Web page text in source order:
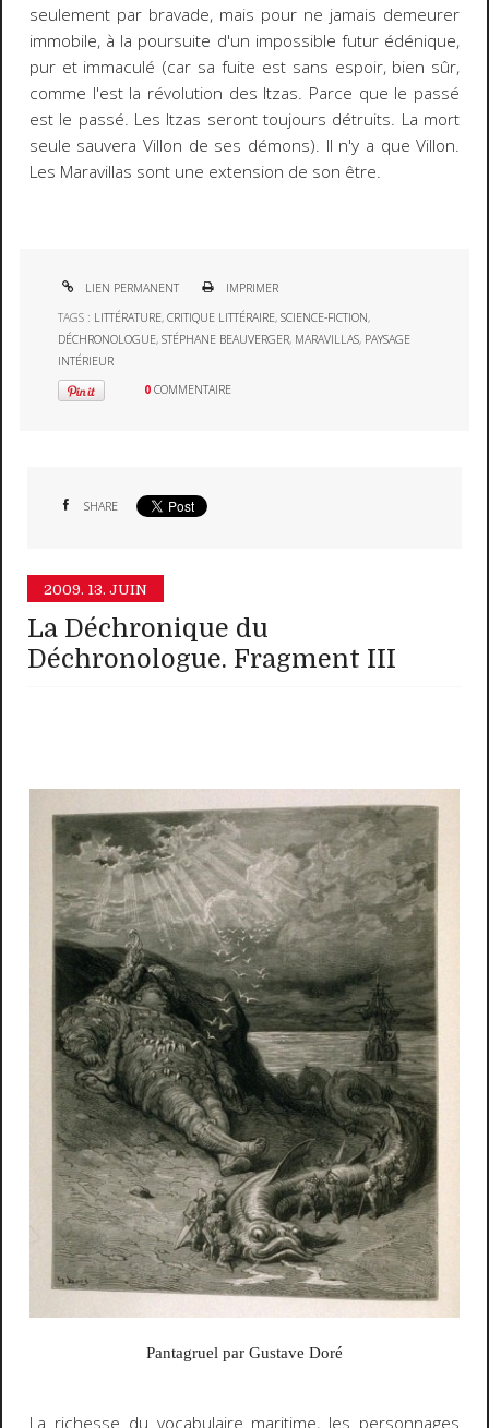
seulement par bravade, mais pour ne jamais demeurer
immobile, à la poursuite d'un impossible futur édénique,
pur et immaculé (car sa fuite est sans espoir, bien sûr,
comme l'est la révolution des Itzas. Parce que le passé
est le passé. Les Itzas seront toujours détruits. La mort
seule sauvera Villon de ses démons). Il n'y a que Villon.
Les Maravillas sont une extension de son être.
LIEN PERMANENT
IMPRIMER
TAGS : LITTÉRATURE,CRITIQUE LITTÉRAIRE,SCIENCE-FICTION,
DÉCHRONOLOGUE,STÉPHANE BEAUVERGER, MARAVILLAS, PAYSAGE
INTÉRIEUR
0 COMMENTAIRE
SHARE
2009. 13. JUIN
La Déchronique du
Déchronologue. Fragment III
Pantagruel par Gustave Doré
La richesse du vocabulaire maritime, les personnages